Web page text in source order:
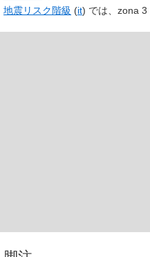
地震リスク階級 (it) では、zona 3